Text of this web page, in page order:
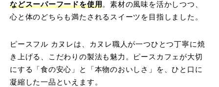
などスーパーフードを使用。素材の風味を活かしつつ、
心と体のどちらも満たされるスイーツを目指しました。
ピースフル カヌレは、カヌレ職人が一つひとつ丁寧に焼
き上げる、こだわりの製法も魅力。ピースカフェが大切
にする「食の安心」と「本物のおいしさ」を、ひと口に
凝縮した一品といえます。